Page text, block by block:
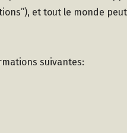
et tout le monde
suivantes: